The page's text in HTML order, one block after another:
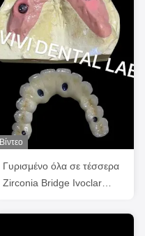
Βίντεο
Γυρισμένο όλα σε τέσσερα
Zirconia Bridge Ivoclar
ακρίβεια